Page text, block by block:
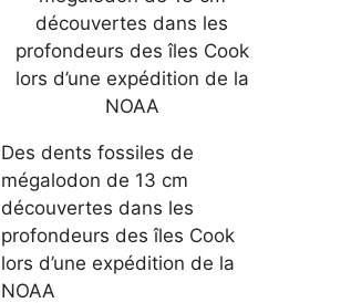
Des dents fossiles de
mégalodon de 13 cm
découvertes dans les
profondeurs des îles Cook
lors d’une expédition de la
NOAA